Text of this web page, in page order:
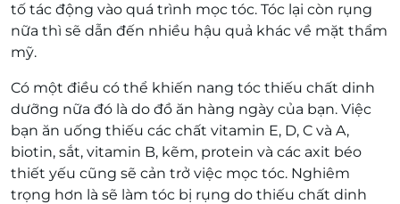
tố tác động vào quá trình mọc tóc. Tóc lại còn rụng
nữa thì sẽ dẫn đến nhiều hậu quả khác về mặt thẩm
mỹ.
Có một điều có thể khiến nang tóc thiếu chất dinh
dưỡng nữa đó là do đồ ăn hàng ngày của bạn. Việc
bạn ăn uống thiếu các chất vitamin E, D, C và A,
biotin, sắt, vitamin B, kẽm, protein và các axit béo
thiết yếu cũng sẽ cản trở việc mọc tóc. Nghiêm
trọng hơn là sẽ làm tóc bị rụng do thiếu chất dinh